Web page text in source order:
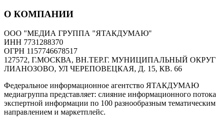
О КОМПАНИИ
ООО "МЕДИА ГРУППА "ЯТАКДУМАЮ"
ИНН 7731288370
ОГРН 1157746678517
127572, Г.МОСКВА, ВН.ТЕР.Г. МУНИЦИПАЛЬНЫЙ ОКРУГ
ЛИАНОЗОВО, УЛ ЧЕРЕПОВЕЦКАЯ, Д. 15, КВ. 66
Федеральное информационное агентство ЯТАКДУМАЮ
медиагруппа представляет: слияние информационного потока
экспертной информации по 100 разнообразным тематическим
направлением и маркетплейс.